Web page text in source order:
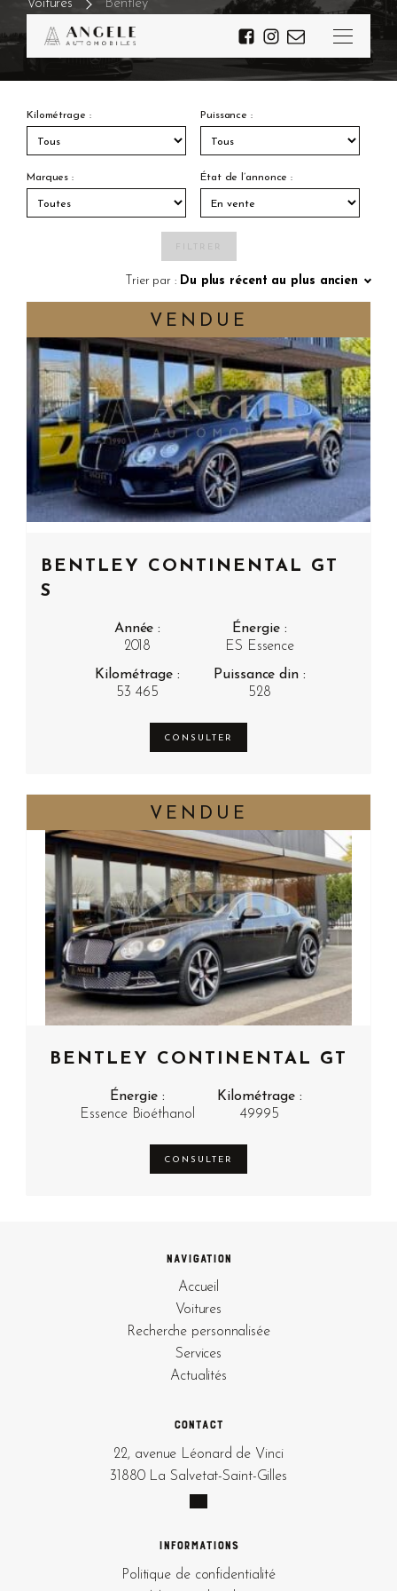
Voitures Bentley
NOS BENTLEY
Kilométrage : Puissance :
Marques : État de l’annonce :
FILTRER
Trier par : Du plus récent au plus ancien
BENTLEY CONTINENTAL GT
S
Année :
2018
Énergie :
ES Essence
Kilométrage :
53 465
Puissance din :
528
CONSULTER
BENTLEY CONTINENTAL GT
Énergie :
Essence Bioéthanol
Kilométrage :
49995
CONSULTER
Navigation
Accueil
Voitures
Recherche personnalisée
Services
Actualités
Contact
22, avenue Léonard de Vinci
31880 La Salvetat-Saint-Gilles
Informations
Politique de confidentialité